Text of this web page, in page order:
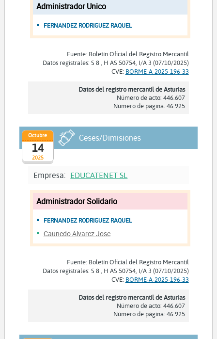
Administrador Unico
FERNANDEZ RODRIGUEZ RAQUEL
Fuente: Boletín Oficial del Registro Mercantil
Datos registrales: S 8 , H AS 50754, I/A 3 (07/10/2025)
CVE: BORME-A-2025-196-33
Datos del registro mercantil de Asturias
Número de acto: 446.607
Número de página: 46.925
2025
Octubre
14
Ceses/Dimisiones
Empresa: EDUCATENET SL
Administrador Solidario
FERNANDEZ RODRIGUEZ RAQUEL
Caunedo Alvarez Jose
Fuente: Boletín Oficial del Registro Mercantil
Datos registrales: S 8 , H AS 50754, I/A 3 (07/10/2025)
CVE: BORME-A-2025-196-33
Datos del registro mercantil de Asturias
Número de acto: 446.607
Número de página: 46.925